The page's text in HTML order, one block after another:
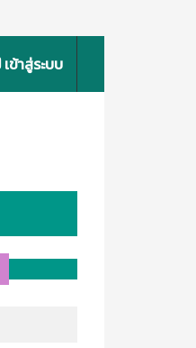
เข้าสู่ระบบ